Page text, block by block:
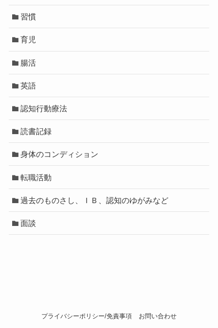
習慣
育児
腸活
英語
認知行動療法
読書記録
身体のコンディション
転職活動
過去のものさし、ＩＢ、認知のゆがみなど
面談
プライバシーポリシー/免責事項 お問い合わせ